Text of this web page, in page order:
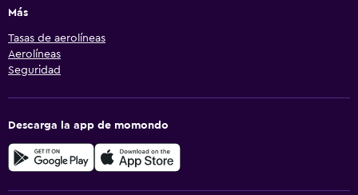
Más
Tasas de aerolíneas
Aerolíneas
Seguridad
Descarga la app de momondo